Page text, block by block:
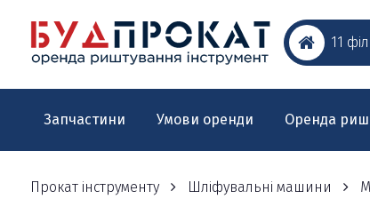
11
Запчастини Умови оренди Оренда
Прокат інструменту Шліфувальні машини